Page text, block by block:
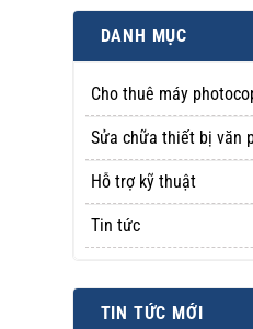
DANH MỤC
Cho thuê máy
Sửa chữa thiết bị văn
Hỗ trợ kỹ thuật
Tin tức
TIN TỨC MỚI